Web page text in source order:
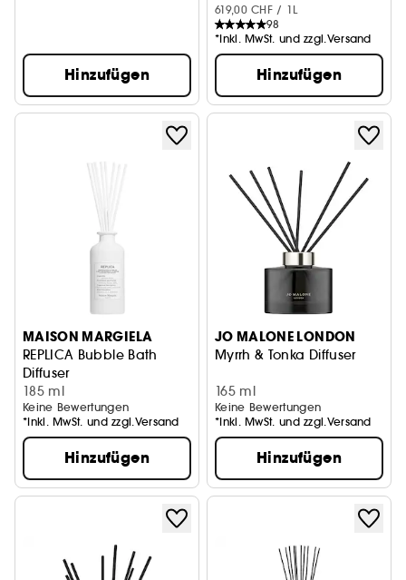
Hinzufügen
619,00 CHF / 1L
98
*Inkl. MwSt. und zzgl.Versand
Hinzufügen
MAISON MARGIELA
REPLICA Bubble Bath
Diffuser
185 ml
Keine Bewertungen
*Inkl. MwSt. und zzgl.Versand
Hinzufügen
JO MALONE LONDON
Myrrh & Tonka Diffuser
165 ml
Keine Bewertungen
*Inkl. MwSt. und zzgl.Versand
Hinzufügen